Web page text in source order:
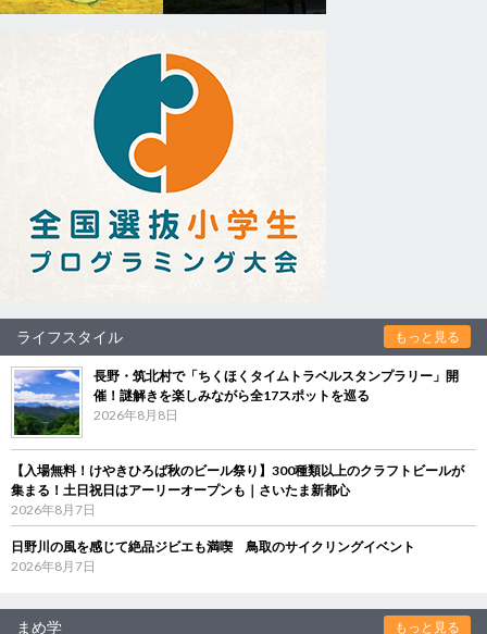
ライフスタイル もっと見る
長野・筑北村で「ちくほくタイムトラベルスタンプラリー」開
催！謎解きを楽しみながら全17スポットを巡る
2026年8月8日
【入場無料！けやきひろば秋のビール祭り】300種類以上のクラフトビールが
集まる！土日祝日はアーリーオープンも｜さいたま新都心
2026年8月7日
日野川の風を感じて絶品ジビエも満喫 鳥取のサイクリングイベント
2026年8月7日
まめ学 もっと見る